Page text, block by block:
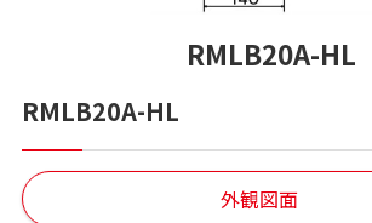
RMLB20A-HL
RMLB20A-HL
外観図面